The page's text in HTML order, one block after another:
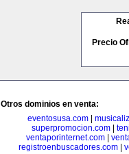
Precio
Otros dominios en venta:
eventosusa.com|
superpromocion.com
ventaporinternet.com
registroenbuscadores.com